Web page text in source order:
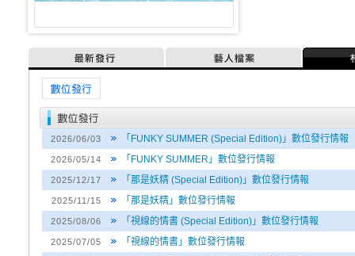
最新發行 藝人檔案
媒體訊息
2026/06/03 「FUNKY SUMMER (Special Edition)」數位發行情報
2026/05/14 「FUNKY SUMMER」數位發行情報
2025/12/17 「那是妖精 (Special Edition)」數位發行情報
2025/11/15 「那是妖精」數位發行情報
2025/08/06 「視線的情書 (Special Edition)」數位發行情報
2025/07/05 「視線的情書」數位發行情報